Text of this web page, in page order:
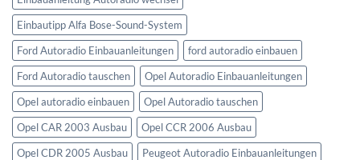
Einbautipp Alfa Bose-Sound-System
Ford Autoradio Einbauanleitungen
ford autoradio einbauen
Ford Autoradio tauschen
Opel Autoradio Einbauanleitungen
Opel autoradio einbauen
Opel Autoradio tauschen
Opel CAR 2003 Ausbau
Opel CCR 2006 Ausbau
Opel CDR 2005 Ausbau
Peugeot Autoradio Einbauanleitungen